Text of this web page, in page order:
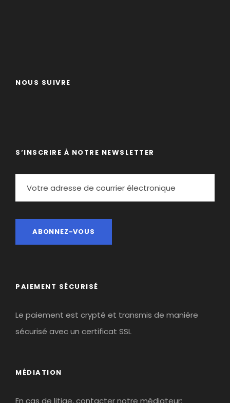
NOUS SUIVRE
S’INSCRIRE À NOTRE NEWSLETTER
PAIEMENT SÉCURISÉ
Le paiement est crypté et transmis de maniére
sécurisé avec un certificat SSL
MÉDIATION
En cas de litige, contacter notre médiateur: